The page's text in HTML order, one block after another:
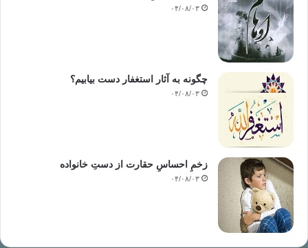
۰۴/۰۸/۰۳
چگونه به آثار استغفار دست بیابیم؟
۰۴/۰۸/۰۳
زخمِ احساسِ حقارت از دستِ خانواده
۰۴/۰۸/۰۳